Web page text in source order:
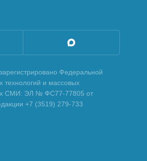
Федеральной
и массовых
СМИ: ЭЛ № ФС77-77805 от
+7 (3519) 279-733